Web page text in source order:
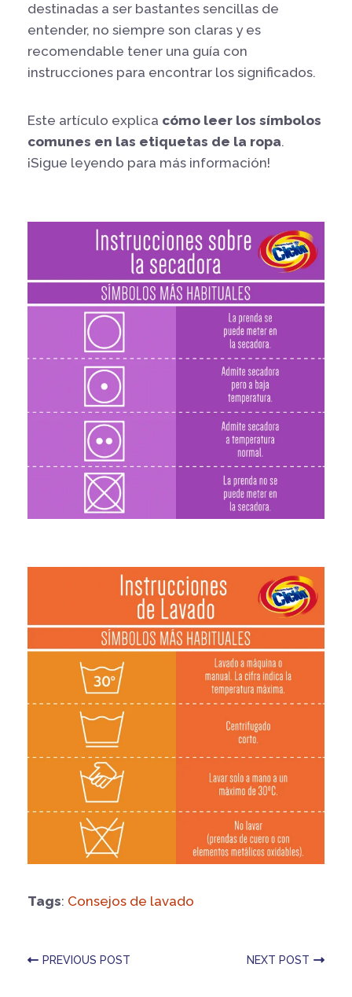
destinadas a ser bastantes sencillas de
entender, no siempre son claras y es
recomendable tener una guía con
instrucciones para encontrar los significados.
Este artículo explica cómo leer los símbolos
comunes en las etiquetas de la ropa.
¡Sigue leyendo para más información!
Tags: Consejos de lavado
PREVIOUS POST NEXT POST